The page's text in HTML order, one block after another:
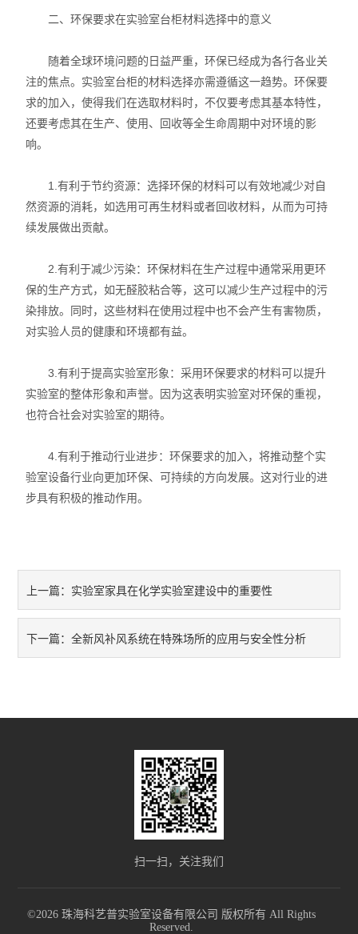
二、环保要求在实验室台柜材料选择中的意义
随着全球环境问题的日益严重，环保已经成为各行各业关
注的焦点。实验室台柜的材料选择亦需遵循这一趋势。环保要
求的加入，使得我们在选取材料时，不仅要考虑其基本特性，
还要考虑其在生产、使用、回收等全生命周期中对环境的影
响。
1.有利于节约资源：选择环保的材料可以有效地减少对自
然资源的消耗，如选用可再生材料或者回收材料，从而为可持
续发展做出贡献。
2.有利于减少污染：环保材料在生产过程中通常采用更环
保的生产方式，如无醛胶粘合等，这可以减少生产过程中的污
染排放。同时，这些材料在使用过程中也不会产生有害物质，
对实验人员的健康和环境都有益。
3.有利于提高实验室形象：采用环保要求的材料可以提升
实验室的整体形象和声誉。因为这表明实验室对环保的重视，
也符合社会对实验室的期待。
4.有利于推动行业进步：环保要求的加入，将推动整个实
验室设备行业向更加环保、可持续的方向发展。这对行业的进
步具有积极的推动作用。
上一篇： 实验室家具在化学实验室建设中的重要性
下一篇：全新风补风系统在特殊场所的应用与安全性分析
扫一扫，关注我们
©2026 珠海科艺普实验室设备有限公司 版权所有 All Rights
Reserved.